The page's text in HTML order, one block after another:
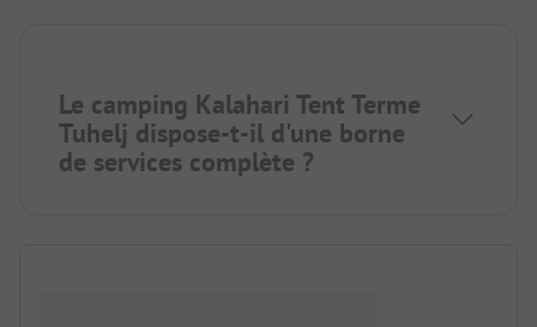
Le camping Kalahari Tent Terme
Tuhelj dispose-t-il d'une borne
de services complète ?